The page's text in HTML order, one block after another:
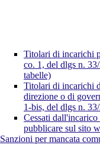
Titolari di incarichi
co. 1, del dlgs n.
tabelle)
Titolari di incarichi
direzione o di
1-bis, del dlgs n.
Cessati
pubblicare sul sito
Sanzioni per mancata